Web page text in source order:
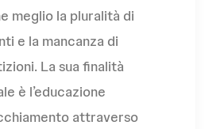
meglio la pluralità di
e la mancanza di
La sua finalità
è l’educazione
attraverso